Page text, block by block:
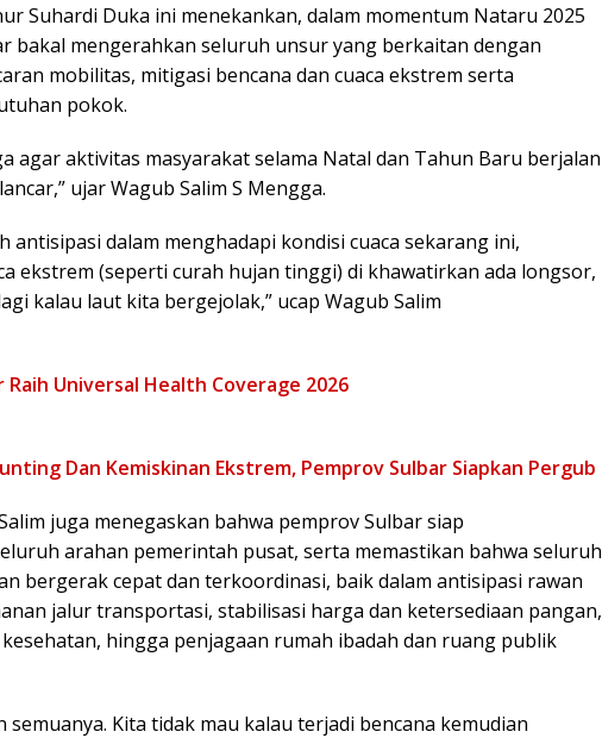
Suhardi Duka ini menekankan, dalam momentum Nataru 2025
bakal mengerahkan seluruh unsur yang berkaitan dengan
mobilitas, mitigasi bencana dan cuaca ekstrem serta
pokok.
agar aktivitas masyarakat selama Natal dan Tahun Baru berjalan
ujar Wagub Salim S Mengga.
antisipasi dalam menghadapi kondisi cuaca sekarang ini,
ekstrem (seperti curah hujan tinggi) di khawatirkan ada longsor,
kalau laut kita bergejolak,” ucap Wagub Salim
Raih Universal Health Coverage 2026
Dan Kemiskinan Ekstrem, Pemprov Sulbar Siapkan Pergub
juga menegaskan bahwa pemprov Sulbar siap
arahan pemerintah pusat, serta memastikan bahwa seluruh
bergerak cepat dan terkoordinasi, baik dalam antisipasi rawan
jalur transportasi, stabilisasi harga dan ketersediaan pangan,
hingga penjagaan rumah ibadah dan ruang publik
semuanya. Kita tidak mau kalau terjadi bencana kemudian